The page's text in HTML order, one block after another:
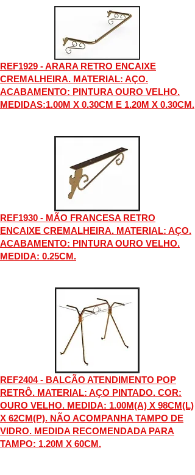
REF1929 - ARARA RETRO ENCAIXE
CREMALHEIRA. MATERIAL: AÇO.
ACABAMENTO: PINTURA OURO VELHO.
MEDIDAS:1.00M X 0.30CM E 1.20M X 0.30CM.
REF1930 - MÃO FRANCESA RETRO
ENCAIXE CREMALHEIRA. MATERIAL: AÇO.
ACABAMENTO: PINTURA OURO VELHO.
MEDIDA: 0.25CM.
REF2404 - BALCÃO ATENDIMENTO POP
RETRÔ. MATERIAL: AÇO PINTADO. COR:
OURO VELHO. MEDIDA: 1.00M(A) X 98CM(L)
X 62CM(P). NÃO ACOMPANHA TAMPO DE
VIDRO. MEDIDA RECOMENDADA PARA
TAMPO: 1.20M X 60CM.